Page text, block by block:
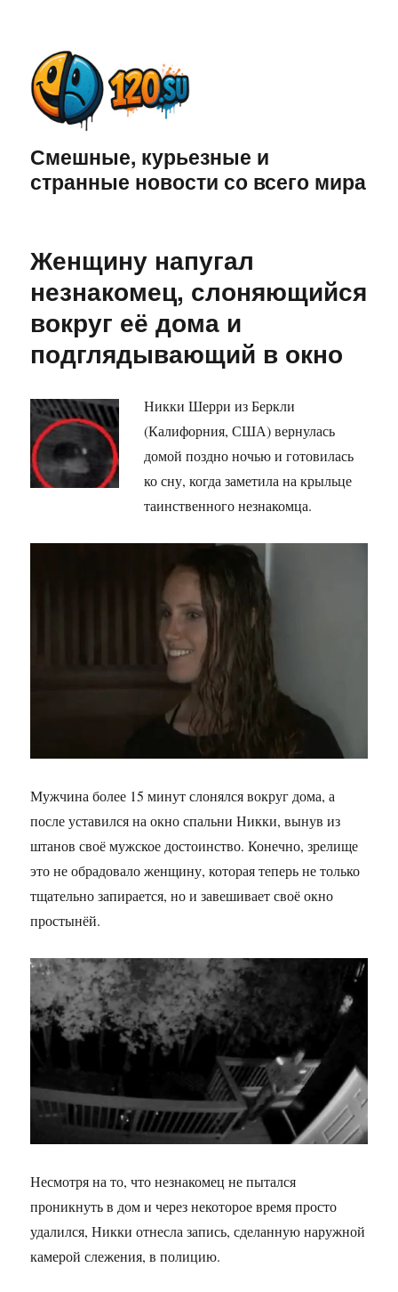
Смешные, курьезные и
странные новости со всего мира
Женщину напугал
незнакомец, слоняющийся
вокруг её дома и
подглядывающий в окно
Никки Шерри из Беркли
(Калифорния, США) вернулась
домой поздно ночью и готовилась
ко сну, когда заметила на крыльце
таинственного незнакомца.
Мужчина более 15 минут слонялся вокруг дома, а
после уставился на окно спальни Никки, вынув из
штанов своё мужское достоинство. Конечно, зрелище
это не обрадовало женщину, которая теперь не только
тщательно запирается, но и завешивает своё окно
простынёй.
Несмотря на то, что незнакомец не пытался
проникнуть в дом и через некоторое время просто
удалился, Никки отнесла запись, сделанную наружной
камерой слежения, в полицию.